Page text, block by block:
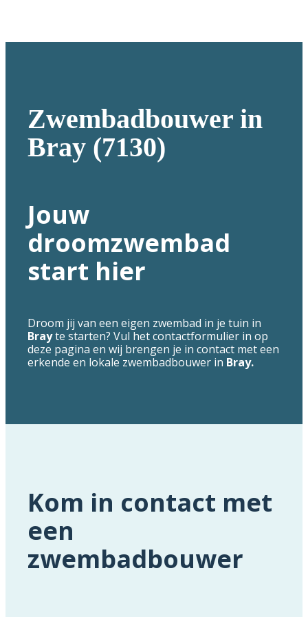
Zwembadbouwer in
Bray (7130)
Jouw
droomzwembad
start hier
Droom jij van een eigen zwembad in je tuin in
Brayte starten? Vul het contactformulier in op
deze pagina en wij brengen je in contact met een
erkende en lokale zwembadbouwer in Bray.
Kom in contact met
een
zwembadbouwer